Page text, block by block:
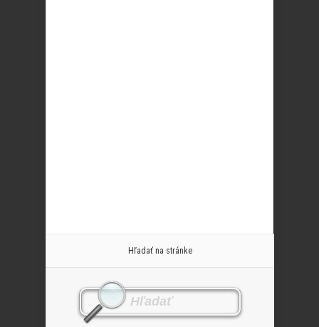
Hľadať na stránke